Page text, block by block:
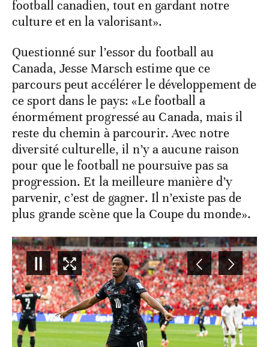
football canadien, tout en gardant notre
culture et en la valorisant».
Questionné sur l’essor du football au
Canada, Jesse Marsch estime que ce
parcours peut accélérer le développement de
ce sport dans le pays: «Le football a
énormément progressé au Canada, mais il
reste du chemin à parcourir. Avec notre
diversité culturelle, il n’y a aucune raison
pour que le football ne poursuive pas sa
progression. Et la meilleure manière d’y
parvenir, c’est de gagner. Il n’existe pas de
plus grande scène que la Coupe du monde».